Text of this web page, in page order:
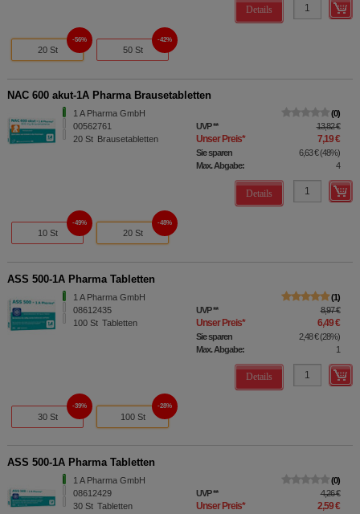
Details
20 St
56%
50 St
42%
NAC 600 akut-1A Pharma Brausetabletten
1 A Pharma GmbH
00562761
20 St Brausetabletten
0
UVP** 13,82 €
Unser Preis* 7,19 €
Sie sparen 6,63 €(48%)
Max. Abgabe:
4
Details
10 St
49%
20 St
48%
ASS 500-1A Pharma Tabletten
1 A Pharma GmbH
08612435
100 St Tabletten
1
UVP** 8,97 €
Unser Preis* 6,49 €
Sie sparen 2,48 €(28%)
Max. Abgabe:
1
Details
30 St
39%
100 St
28%
ASS 500-1A Pharma Tabletten
1 A Pharma GmbH
08612429
30 St Tabletten
0
UVP** 4,26 €
Unser Preis* 2,59 €